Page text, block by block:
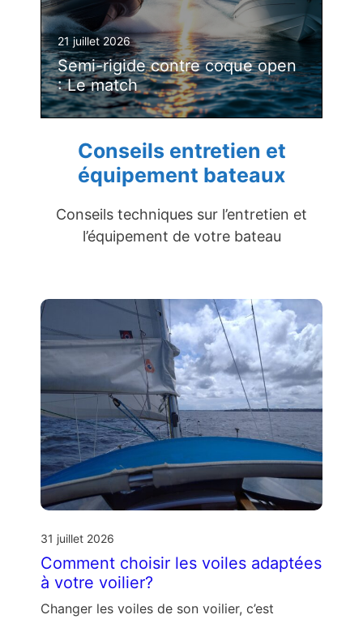
21 juillet 2026
Semi-rigide contre coque open
: Le match
Conseils entretien et
équipement bateaux
Conseils techniques sur l’entretien et
l’équipement de votre bateau
31 juillet 2026
Comment choisir les voiles adaptées
à votre voilier?
Changer les voiles de son voilier, c’est